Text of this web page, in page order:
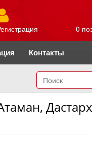
0
Контакты